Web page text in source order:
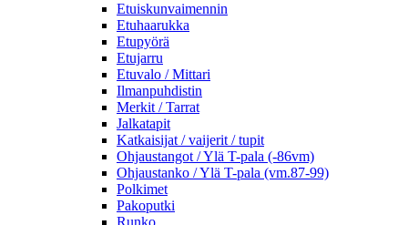
Etuiskunvaimennin
Etuhaarukka
Etupyörä
Etujarru
Etuvalo / Mittari
Ilmanpuhdistin
Merkit / Tarrat
Jalkatapit
Katkaisijat / vaijerit / tupit
Ohjaustangot / Ylä T-pala (-86vm)
Ohjaustanko / Ylä T-pala (vm.87-99)
Polkimet
Pakoputki
Runko